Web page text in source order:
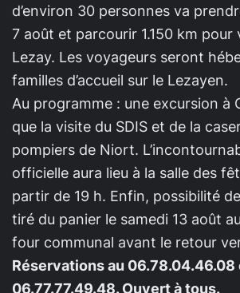
d’environ 30 personnes va
7 août et parcourir 1.150 km pour
Lezay. Les voyageurs seront
familles d’accueil sur le Lezayen.
Au programme : une excursion à
que la visite du SDIS et de la
pompiers de Niort.
officielle aura lieu à la salle des
partir de 19 h. Enfin, possibilité
tiré du panier le samedi 13 août
four communal avant le retour
Réservations au 06.78.04.46.08
06.77.77.49.48. Ouvert à tous.